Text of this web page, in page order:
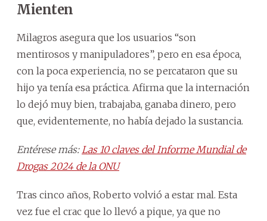
Mienten
Milagros asegura que los usuarios “son
mentirosos y manipuladores”, pero en esa época,
con la poca experiencia, no se percataron que su
hijo ya tenía esa práctica. Afirma que la internación
lo dejó muy bien, trabajaba, ganaba dinero, pero
que, evidentemente, no había dejado la sustancia.
Entérese más: Las 10 claves del Informe Mundial de
Drogas 2024 de la ONU
Tras cinco años, Roberto volvió a estar mal. Esta
vez fue el crac que lo llevó a pique, ya que no